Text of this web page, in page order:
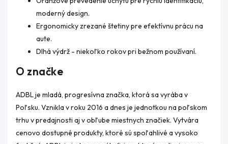
moderný design.
Ergonomicky zrezané štetiny pre efektívnu prácu na
aute.
Dlhá výdrž - niekoľko rokov pri bežnom používaní.
O značke
ADBL je mladá, progresívna značka, ktorá sa vyrába v
Poľsku. Vznikla v roku 2016 a dnes je jednotkou na poľskom
trhu v predajnosti aj v obľube miestnych značiek. Vytvára
cenovo dostupné produkty, ktoré sú spoľahlivé a vysoko